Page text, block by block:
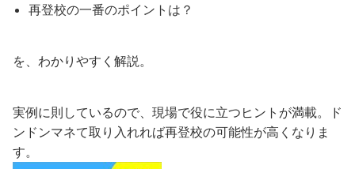
再登校の一番のポイントは？
を、わかりやすく解説。
実例に則しているので、現場で役に立つヒントが満載。ド
ンドンマネて取り入れれば再登校の可能性が高くなりま
す。